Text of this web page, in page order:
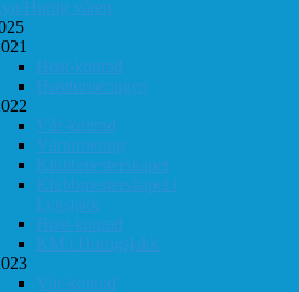
Hurtig våren
Høst-konrad
Høstturneringen
Vår-konrad
Vårturnering
Klubbmesterskapet
Klubbmesterskapet i
Lynsjakk
Høst-konrad
KM i Hurtigsjakk
Vår-konrad